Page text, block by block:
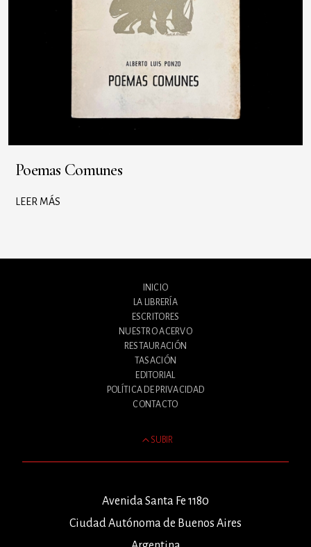
Poemas Comunes
LEER MÁS
INICIO
LA LIBRERÍA
ESCRITORES
NUESTRO ACERVO
RESTAURACIÓN
TASACIÓN
EDITORIAL
POLÍTICA DE PRIVACIDAD
CONTACTO
SUBIR
Avenida Santa Fe 1180
Ciudad Autónoma de Buenos Aires